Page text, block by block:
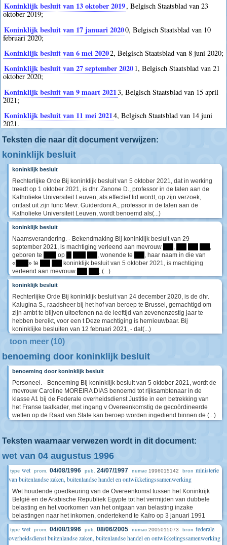
Koninklijk besluit van 13 oktober 2019, Belgisch Staatsblad van 23
oktober 2019;
Koninklijk besluit van 17 januari 20200, Belgisch Staatsblad van 10
februari 2020;
Koninklijk besluit van 6 mei 20202, Belgisch Staatsblad van 8 juni 2020;
Koninklijk besluit van 27 september 2020 1, Belgisch Staatsblad van 21
oktober 2020;
Koninklijk besluit van 9 maart 20213, Belgisch Staatsblad van 15 april
2021;
Koninklijk besluit van 11 mei 20214, Belgisch Staatsblad van 14 juni
2021.
Teksten die naar dit document verwijzen:
koninklijk besluit
koninklijk besluit
Rechterlijke Orde Bij koninklijk besluit van 5 oktober 2021, dat in werking
treedt op 1 oktober 2021, is dhr. Zanone D., professor in de talen aan de
Katholieke Universiteit Leuven, als effectief lid wordt, op zijn verzoek,
ontlast uit zijn func Mevr. Guiderdoni A., professor in de talen aan de
Katholieke Universiteit Leuven, wordt benoemd als(...)
koninklijk besluit
Naamsverandering. - Bekendmaking Bij koninklijk besluit van 29
september 2021, is machtiging verleend aan mevrouw
geboren te
op , wonende te
, haar naam in die van
«
» te
koninklijk besluit van 5 oktober 2021, is machtiging
verleend aan mevrouw
, (...)
koninklijk besluit
Rechterlijke Orde Bij koninklijk besluit van 24 december 2020, is de dhr.
Kalugina S., raadsheer bij het hof van beroep te Brussel, gemachtigd om
zijn ambt te blijven uitoefenen na de leeftijd van zevenenzestig jaar te
hebben bereikt, voor een t Deze machtiging is hernieuwbaar. Bij
koninklijke besluiten van 12 februari 2021, - dat(...)
toon meer (10)
benoeming door koninklijk besluit
benoeming door koninklijk besluit
Personeel. - Benoeming Bij koninklijk besluit van 5 oktober 2021, wordt de
mevrouw Caroline MOREIRA DIAS benoemd tot rijksambtenaar in de
klasse A1 bij de Federale overheidsdienst Justitie in een betrekking van
het Franse taalkader, met ingang v Overeenkomstig de gecoördineerde
wetten op de Raad van State kan beroep worden ingediend binnen de (...)
Teksten waarnaar verwezen wordt in dit document:
wet van 04 augustus 1996
type wet prom. 04/08/1996 pub. 24/07/1997 numac 1996015142 bron ministerie
van buitenlandse zaken, buitenlandse handel en ontwikkelingssamenwerking
Wet houdende goedkeuring van de Overeenkomst tussen het Koninkrijk
België en de Arabische Republiek Egypte tot het vermijden van dubbele
belasting en het voorkomen van het ontgaan van belasting inzake
belastingen naar het inkomen, ondertekend te Kaïro op 3 januari 1991
type wet prom. 04/08/1996 pub. 08/06/2005 numac 2005015073 bron federale
overheidsdienst buitenlandse zaken, buitenlandse handel en ontwikkelingssamenwerking